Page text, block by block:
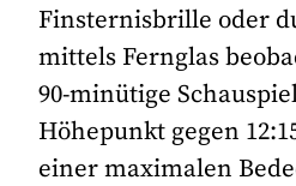
Finsternisbrille oder
mittels Fernglas
90-minütige
Höhepunkt gegen
einer maximalen